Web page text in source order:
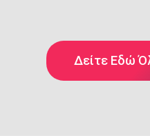
Δείτε Εδώ